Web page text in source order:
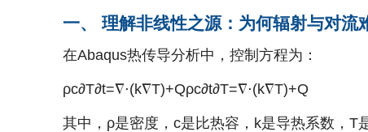
一、 理解非线性之源：为何辐射与对流
在Abaqus热传导分析中，控制方程为：
ρc∂T∂t=∇⋅(k∇T)+Qρc∂t∂T=∇⋅(k∇T)+Q
其中，ρ是密度，c是比热容，k是导热系数，T